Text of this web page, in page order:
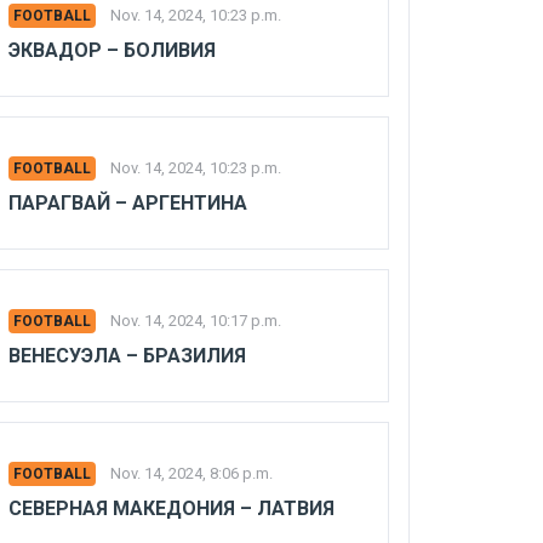
FOOTBALL Nov. 14, 2024, 10:23 p.m.
ЭКВАДОР – БОЛИВИЯ
FOOTBALL Nov. 14, 2024, 10:23 p.m.
ПАРАГВАЙ – АРГЕНТИНА
FOOTBALL Nov. 14, 2024, 10:17 p.m.
ВЕНЕСУЭЛА – БРАЗИЛИЯ
FOOTBALL Nov. 14, 2024, 8:06 p.m.
СЕВЕРНАЯ МАКЕДОНИЯ – ЛАТВИЯ